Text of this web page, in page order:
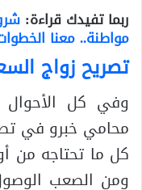
ربما تفيدك قراءة:
مواطنة.. معنا
تصريح زواج
وفي كل
محامي خبرو في
كل ما تحتاجه من
ومن الصعب